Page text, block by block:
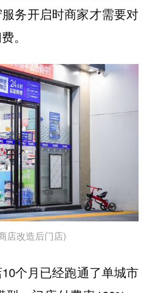
务开启时商家才需要对
。
店改造后门店)
个月已经跑通了单城市